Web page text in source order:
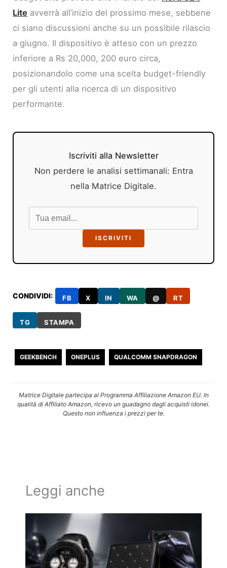
Lite avverrà all’inizio del prossimo mese, sebbene
ci siano discussioni anche su un possibile rilascio
a giugno. Il dispositivo è atteso con un prezzo
inferiore a Rs 20,000, 200 euro circa,
posizionandolo come una scelta budget-friendly
per gli utenti alla ricerca di un dispositivo
performante.
Iscriviti alla Newsletter
Non perdere le analisi settimanali: Entra
nella Matrice Digitale.
ISCRIVITI
CONDIVIDI: FB X IN WA @ RT
TG STAMPA
GEEKBENCH ONEPLUS QUALCOMM SNAPDRAGON
Matrice Digitale partecipa al Programma Affiliazione Amazon EU. In
qualità di Affiliato Amazon, ricevo un guadagno dagli acquisti idonei.
Questo non influenza i prezzi per te.
Leggi anche